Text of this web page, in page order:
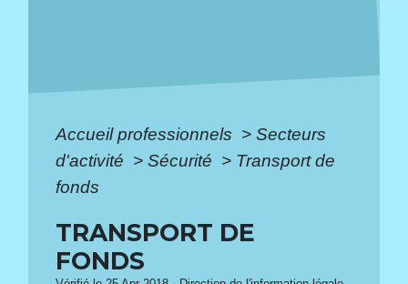
Accueil professionnels > Secteurs
d'activité > Sécurité > Transport de
fonds
TRANSPORT DE
FONDS